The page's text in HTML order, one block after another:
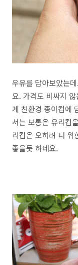
우유를 담아보았는
요. 가격도 비싸지
게 친환경 종이컵에
서는 보통은 유리컵
리컵은 오히려 더 위
좋을듯 하네요.